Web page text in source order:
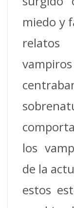
miedo y
los
de la
estos